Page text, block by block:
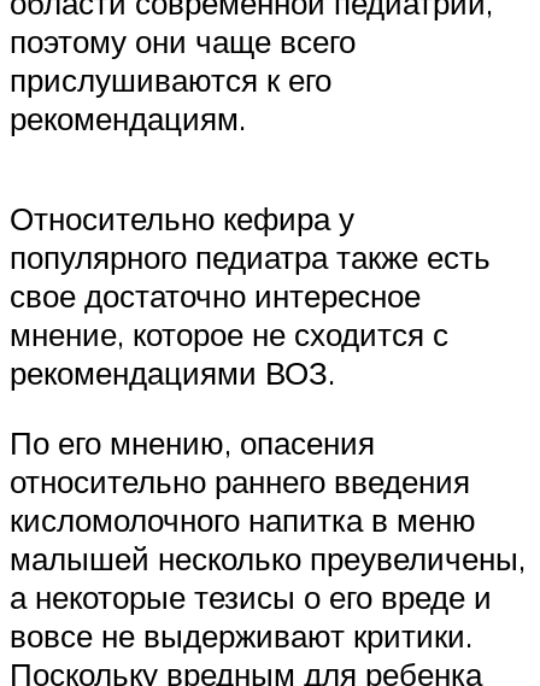
поэтому они чаще всего
прислушиваются к его
рекомендациям.
Относительно кефира у
популярного педиатра также есть
свое достаточно интересное
мнение, которое не сходится с
рекомендациями ВОЗ.
По его мнению, опасения
относительно раннего введения
кисломолочного напитка в меню
малышей несколько преувеличены,
а некоторые тезисы о его вреде и
вовсе не выдерживают критики.
Поскольку вредным для ребенка